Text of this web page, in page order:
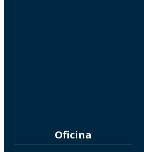
Oficina